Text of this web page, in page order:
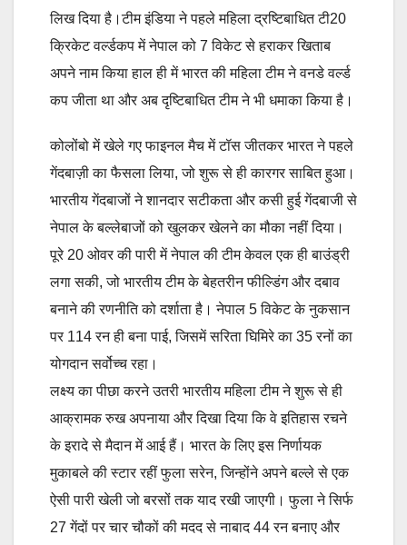
लिख दिया है।टीम इंडिया ने पहले महिला द्रष्टिबाधित टी20
क्रिकेट वर्ल्डकप में नेपाल को 7 विकेट से हराकर खिताब
अपने नाम किया हाल ही में भारत की महिला टीम ने वनडे वर्ल्ड
कप जीता था और अब दृष्टिबाधित टीम ने भी धमाका किया है।
कोलोंबो में खेले गए फाइनल मैच में टॉस जीतकर भारत ने पहले
गेंदबाज़ी का फैसला लिया, जो शुरू से ही कारगर साबित हुआ।
भारतीय गेंदबाजों ने शानदार सटीकता और कसी हुई गेंदबाजी से
नेपाल के बल्लेबाजों को खुलकर खेलने का मौका नहीं दिया।
पूरे 20 ओवर की पारी में नेपाल की टीम केवल एक ही बाउंड्री
लगा सकी, जो भारतीय टीम के बेहतरीन फील्डिंग और दबाव
बनाने की रणनीति को दर्शाता है। नेपाल 5 विकेट के नुकसान
पर 114 रन ही बना पाई, जिसमें सरिता घिमिरे का 35 रनों का
योगदान सर्वोच्च रहा।
लक्ष्य का पीछा करने उतरी भारतीय महिला टीम ने शुरू से ही
आक्रामक रुख अपनाया और दिखा दिया कि वे इतिहास रचने
के इरादे से मैदान में आई हैं। भारत के लिए इस निर्णायक
मुकाबले की स्टार रहीं फुला सरेन, जिन्होंने अपने बल्ले से एक
ऐसी पारी खेली जो बरसों तक याद रखी जाएगी। फुला ने सिर्फ
27 गेंदों पर चार चौकों की मदद से नाबाद 44 रन बनाए और